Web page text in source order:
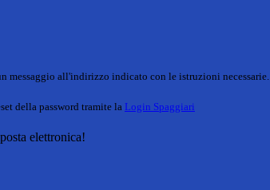
messaggio all'indirizzo indicato con le istruzioni necessarie.
della password tramite la Login Spaggiari
elettronica!